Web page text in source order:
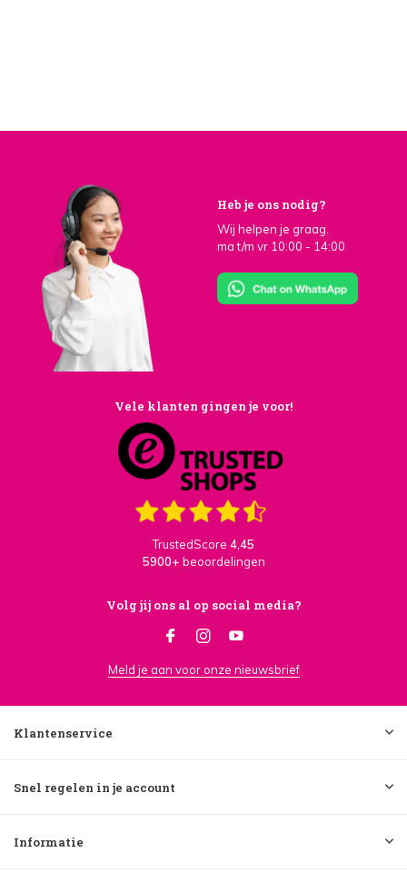
Heb je ons nodig?
Wij helpen je graag.
ma t/m vr 10:00 - 14:00
Vele klanten gingen je voor!
TrustedScore 4,45
5900+ beoordelingen
Volg jij ons al op social media?
Meld je aan voor onze nieuwsbrief
Klantenservice
Snel regelen in je account
Informatie